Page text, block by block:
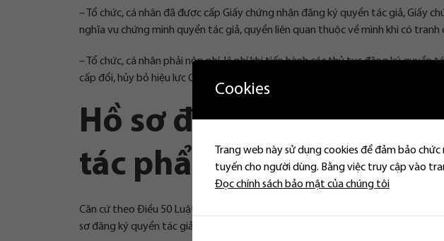
– Tổ chức, cá nhân đã được cấp Giấy chứng nhận đăng ký quyền tác giả, Giấy
nghĩa vụ chứng minh quyền tác giả, quyền liên quan thuộc về mình khi có
– Tổ chức, cá nhân phải nộp phí, lệ phí khi tiến hành các thủ tục đăng ký quyền
cấp đổi, hủy bỏ hiệu lực Giấy chứng nhận đăng ký quyền tác giả, Giấy chứng
Hồ sơ đăng ký quyền
tác phẩm chữ viết
Căn cứ theo Điều 50 Luật Sở hữu trí tuệ 2005 được sửa đổi bởi khoản 14 Điều 1
sơ đăng ký quyền tác giả thì hồ sơ đăng ký quyền tác giả đối với tác phẩm chữ
Cookies
Trang web này sử dụng cookies để đảm bảo
tuyến cho người dùng. Bằng việc truy cập vào
Đọc chính sách bảo mật của chúng tôi